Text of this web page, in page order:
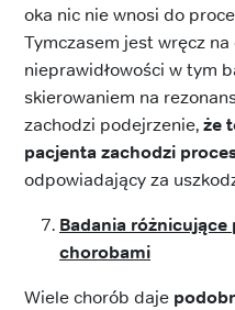
oka nic nie wnosi do
Tymczasem jest wręcz
nieprawidłowości w tym
skierowaniem na
zachodzi podejrzenie,że
pacjenta zachodzi
odpowiadający za
Badania
chorobami
Wiele chorób daje